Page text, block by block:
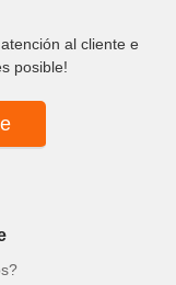
al cliente e
posible!